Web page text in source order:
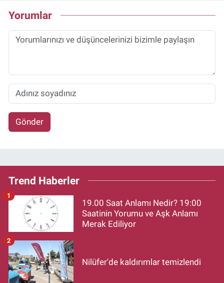
Yorumlar
Gönder
Trend Haberler
19.00 Saat Anlamı Nedir? 19:00
Saatinin Yorumu ve Aşk Anlamı
Merak Ediliyor
1
Nilüfer'de kaldırımlar temizlendi
2